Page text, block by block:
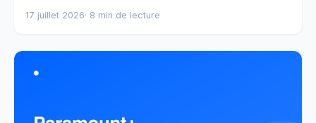
17 juillet 2026· 8 min de lecture